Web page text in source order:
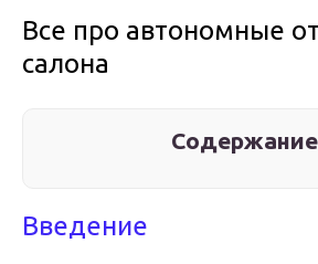
Все про автономные
салона
Введение